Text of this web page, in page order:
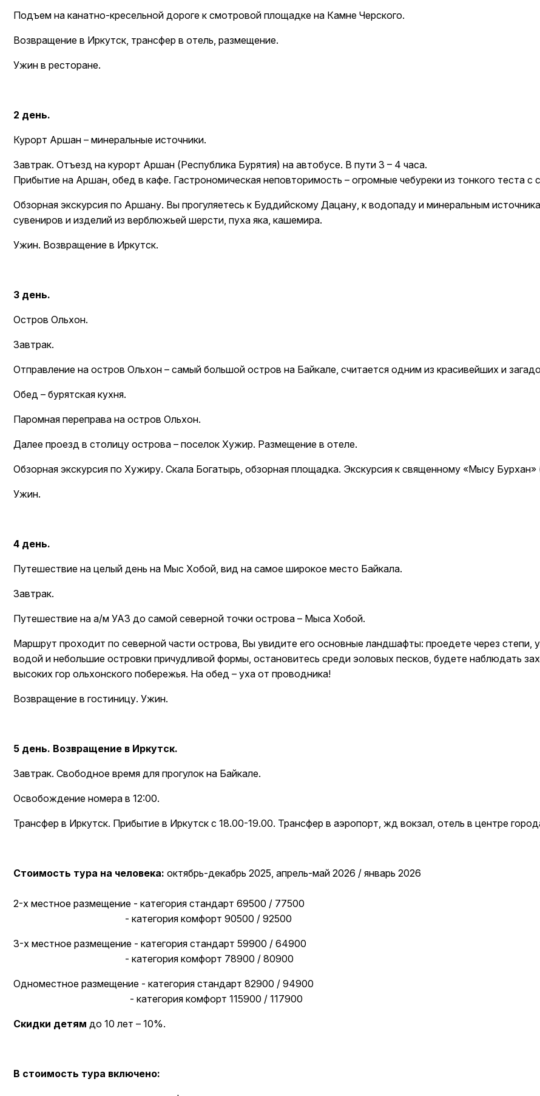
ksldkfjsdlfkjsls;ldfkgjsdl;kfkфыва
Подъем на канатно-кресельной дороге к смотровой площадке на Камне Черского.
Возвращение в Иркутск, трансфер в отель, размещение.
Ужин в ресторане.
2 день.
Курорт Аршан – минеральные источники.
Завтрак. Отъезд на курорт Аршан (Республика Бурятия) на автобусе. В пути 3 – 4 часа.
Прибытие на Аршан, обед в кафе. Гастрономическая неповторимость – огромные чебуреки из тонкого теста с
Обзорная экскурсия по Аршану. Вы прогуляетесь к Буддийскому Дацану, к водопаду и минеральным
сувениров и изделий из верблюжьей шерсти, пуха яка, кашемира.
Ужин. Возвращение в Иркутск.
3 день.
Остров Ольхон.
Завтрак.
Отправление на остров Ольхон – самый большой остров на Байкале, считается одним из красивейших и
Обед – бурятская кухня.
Паромная переправа на остров Ольхон.
Далее проезд в столицу острова – поселок Хужир. Размещение в отеле.
Обзорная экскурсия по Хужиру. Скала Богатырь, обзорная площадка. Экскурсия к священному «Мысу
Ужин.
4 день.
Путешествие на целый день на Мыс Хобой, вид на самое широкое место Байкала.
Завтрак.
Путешествие на а/м УАЗ до самой северной точки острова – Мыса Хобой.
Маршрут проходит по северной части острова, Вы увидите его основные ландшафты: проедете через степи,
водой и небольшие островки причудливой формы, остановитесь среди эоловых песков, будете наблюдать
высоких гор ольхонского побережья. На обед – уха от проводника!
Возвращение в гостиницу. Ужин.
5 день. Возвращение в Иркутск.
Завтрак. Свободное время для прогулок на Байкале.
Освобождение номера в 12:00.
Трансфер в Иркутск. Прибытие в Иркутск с 18.00-19.00. Трансфер в аэропорт, жд вокзал, отель в центре
Стоимость тура на человека: октябрь-декабрь 2025, апрель-май 2026 / январь 2026
2-х местное размещение - категория стандарт 69500 / 77500
- категория комфорт 90500 / 92500
3-х местное размещение - категория стандарт 59900 / 64900
- категория комфорт 78900 / 80900
Одноместное размещение - категория стандарт 82900 / 94900
- категория комфорт 115900 / 117900
Скидки детям до 10 лет – 10%.
В стоимость тура включено: